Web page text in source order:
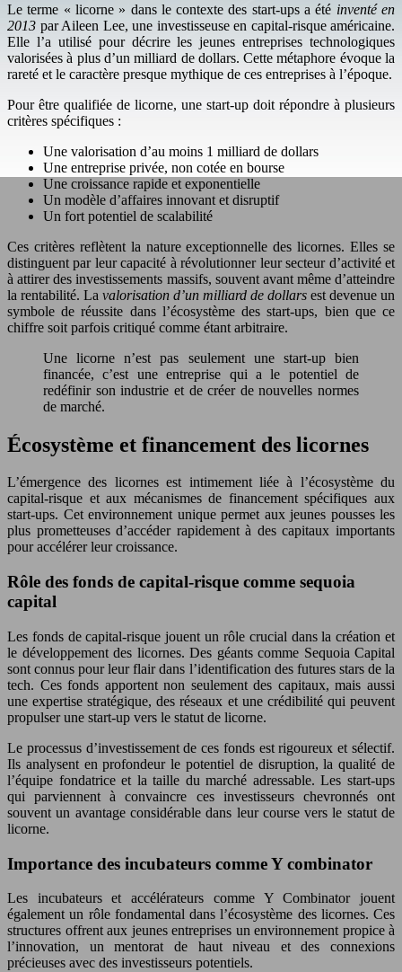
Le terme « licorne » dans le contexte des start-ups a été inventé en
2013 par Aileen Lee, une investisseuse en capital-risque américaine.
Elle l’a utilisé pour décrire les jeunes entreprises technologiques
valorisées à plus d’un milliard de dollars. Cette métaphore évoque la
rareté et le caractère presque mythique de ces entreprises à l’époque.
Pour être qualifiée de licorne, une start-up doit répondre à plusieurs
critères spécifiques :
Une valorisation d’au moins 1 milliard de dollars
Une entreprise privée, non cotée en bourse
Une croissance rapide et exponentielle
Un modèle d’affaires innovant et disruptif
Un fort potentiel de scalabilité
Ces critères reflètent la nature exceptionnelle des licornes. Elles se
distinguent par leur capacité à révolutionner leur secteur d’activité et
à attirer des investissements massifs, souvent avant même d’atteindre
la rentabilité. La valorisation d’un milliard de dollars est devenue un
symbole de réussite dans l’écosystème des start-ups, bien que ce
chiffre soit parfois critiqué comme étant arbitraire.
Une licorne n’est pas seulement une start-up bien
financée, c’est une entreprise qui a le potentiel de
redéfinir son industrie et de créer de nouvelles normes
de marché.
Écosystème et financement des licornes
L’émergence des licornes est intimement liée à l’écosystème du
capital-risque et aux mécanismes de financement spécifiques aux
start-ups. Cet environnement unique permet aux jeunes pousses les
plus prometteuses d’accéder rapidement à des capitaux importants
pour accélérer leur croissance.
Rôle des fonds de capital-risque comme sequoia
capital
Les fonds de capital-risque jouent un rôle crucial dans la création et
le développement des licornes. Des géants comme Sequoia Capital
sont connus pour leur flair dans l’identification des futures stars de la
tech. Ces fonds apportent non seulement des capitaux, mais aussi
une expertise stratégique, des réseaux et une crédibilité qui peuvent
propulser une start-up vers le statut de licorne.
Le processus d’investissement de ces fonds est rigoureux et sélectif.
Ils analysent en profondeur le potentiel de disruption, la qualité de
l’équipe fondatrice et la taille du marché adressable. Les start-ups
qui parviennent à convaincre ces investisseurs chevronnés ont
souvent un avantage considérable dans leur course vers le statut de
licorne.
Importance des incubateurs comme Y combinator
Les incubateurs et accélérateurs comme Y Combinator jouent
également un rôle fondamental dans l’écosystème des licornes. Ces
structures offrent aux jeunes entreprises un environnement propice à
l’innovation, un mentorat de haut niveau et des connexions
précieuses avec des investisseurs potentiels.